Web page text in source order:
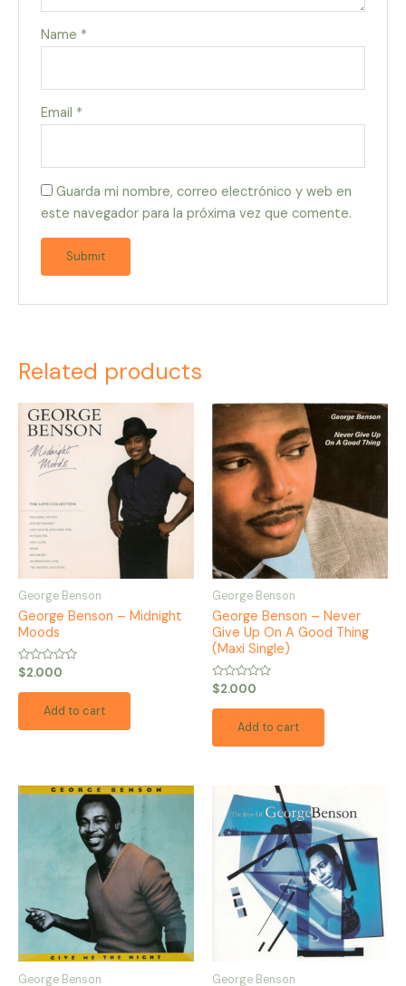
Name *
Email *
Guarda mi nombre, correo electrónico y web en
este navegador para la próxima vez que comente.
Related products
George Benson
George Benson – Midnight
Moods
Rated
0
out
$2.000
Add to cart
George Benson
George Benson – Never
Give Up On A Good Thing
(Maxi Single)
Rated
0
out
$2.000
Add to cart
George Benson George Benson